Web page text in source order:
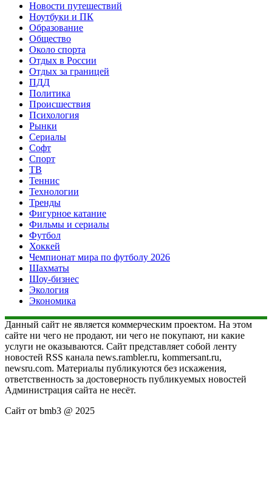
Новости путешествий
Ноутбуки и ПК
Образование
Общество
Около спорта
Отдых в России
Отдых за границей
ПДД
Политика
Происшествия
Психология
Рынки
Сериалы
Софт
Спорт
ТВ
Теннис
Технологии
Тренды
Фигурное катание
Фильмы и сериалы
Футбол
Хоккей
Чемпионат мира по футболу 2026
Шахматы
Шоу-бизнес
Экология
Экономика
Данный сайт не является коммерческим проектом. На этом
сайте ни чего не продают, ни чего не покупают, ни какие
услуги не оказываются. Сайт представляет собой ленту
новостей RSS канала news.rambler.ru, kommersant.ru,
newsru.com. Материалы публикуются без искажения,
ответственность за достоверность публикуемых новостей
Администрация сайта не несёт.
Сайт от bmb3 @ 2025